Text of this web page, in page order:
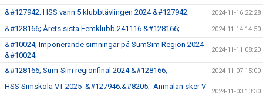
&#127942; HSS vann 5 klubbtävlingen 2024 &#127942; 2024-11-16 22:28
&#128166; Årets sista Femklubb 241116 &#128166; 2024-11-14 14:50
&#10024; Imponerande simningar på SumSim Region 2024
&#10024;
2024-11-11 08:20
&#128166; Sum-Sim regionfinal 2024 &#128166; 2024-11-07 15:00
HSS Simskola VT 2025 &#127946;&#8205; Anmälan sker V
2024-11-03 13:30